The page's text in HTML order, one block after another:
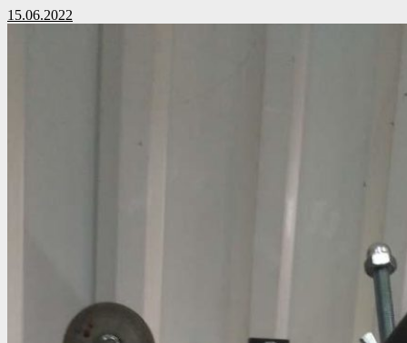
15.06.2022